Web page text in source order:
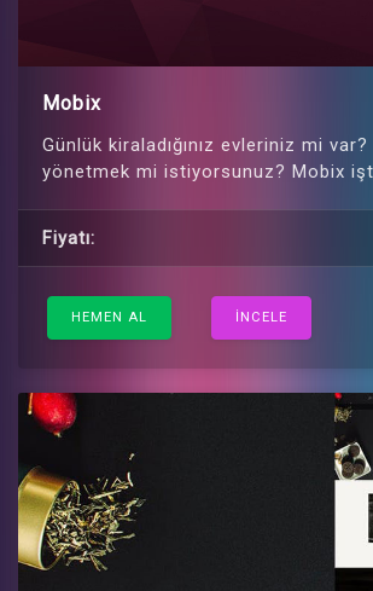
Mobix
Günlük kiraladığınız evleriniz mi
yönetmek mi istiyorsunuz? Mobix
Fiyatı:
HEMEN AL İNCELE